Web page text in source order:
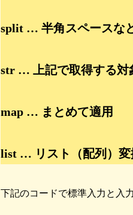
split … 半角スペースな
str … 上記で取得する対
map … まとめて適用
list … リスト（配列）変
下記のコードで標準入力と入